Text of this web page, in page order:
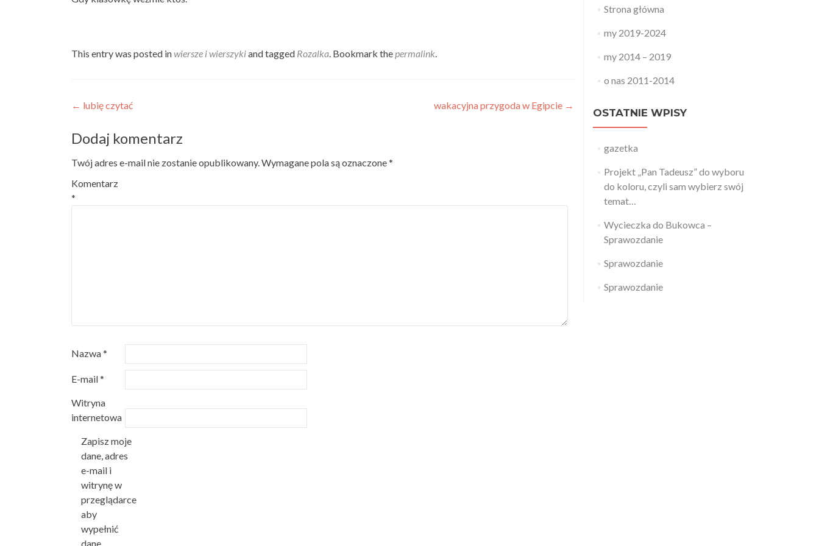
This entry was posted inwiersze i wierszykiand tagged Rozalka. Bookmark thepermalink.
Nawigacja
wpisu
← lubię czytać wakacyjna przygoda w Egipcie →
Dodaj komentarz
Twój adres e-mail nie zostanie opublikowany.Wymagane pola są oznaczone*
Komentarz
*
Nazwa*
E-mail*
Witryna
internetowa
Zapisz moje
dane, adres
e-mail i
witrynę w
przeglądarce
aby
wypełnić
dane
Strona główna
my 2019-2024
my 2014 – 2019
o nas 2011-2014
OSTATNIE WPISY
gazetka
Projekt „Pan Tadeusz” do wyboru
do koloru, czyli sam wybierz swój
temat…
Wycieczka do Bukowca –
Sprawozdanie
Sprawozdanie
Sprawozdanie